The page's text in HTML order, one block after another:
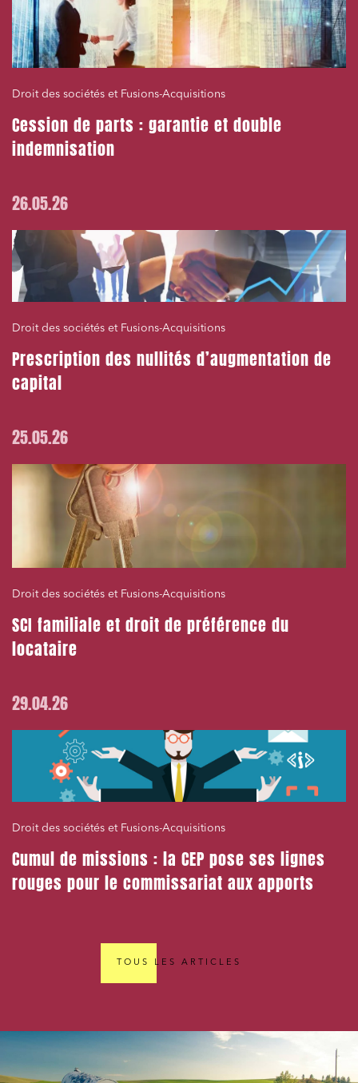
Droit des sociétés et Fusions-Acquisitions
Cession de parts : garantie et double
indemnisation
26.05.26
Droit des sociétés et Fusions-Acquisitions
Prescription des nullités d’augmentation de
capital
25.05.26
Droit des sociétés et Fusions-Acquisitions
SCI familiale et droit de préférence du
locataire
29.04.26
Droit des sociétés et Fusions-Acquisitions
Cumul de missions : la CEP pose ses lignes
rouges pour le commissariat aux apports
TOUS LES ARTICLES